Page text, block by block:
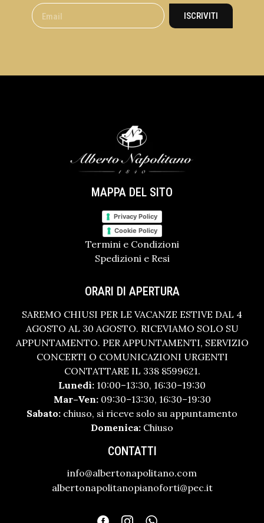
ISCRIVITI
MAPPA DEL SITO
Privacy Policy
Cookie Policy
Termini e Condizioni
Spedizioni e Resi
ORARI DI APERTURA
SAREMO CHIUSI PER LE VACANZE ESTIVE DAL 4
AGOSTO AL 30 AGOSTO. RICEVIAMO SOLO SU
APPUNTAMENTO. PER APPUNTAMENTI, SERVIZIO
CONCERTI O COMUNICAZIONI URGENTI
CONTATTARE IL 338 8599621.
Lunedì: 10:00–13:30, 16:30–19:30
Mar–Ven:09:30–13:30, 16:30–19:30
Sabato: chiuso, si riceve solo su appuntamento
Domenica: Chiuso
CONTATTI
info@albertonapolitano.com
albertonapolitanopianoforti@pec.it